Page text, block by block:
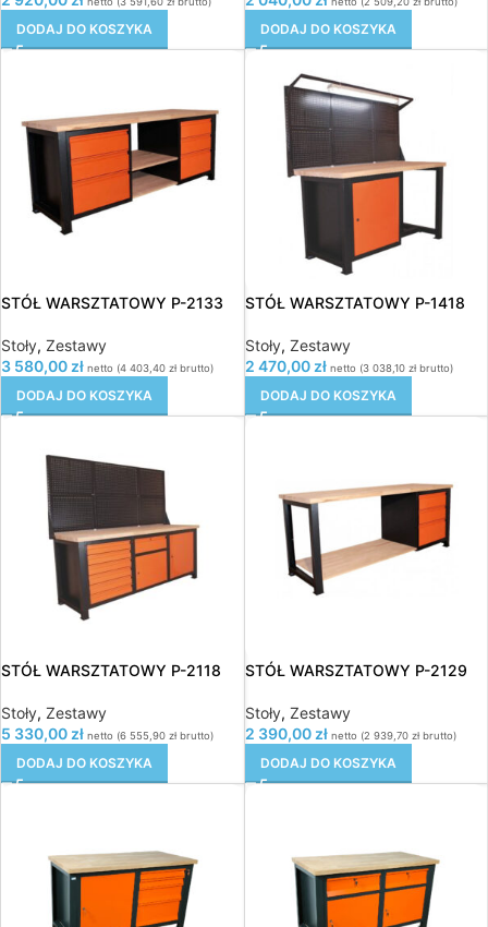
DODAJ DO KOSZYKA DODAJ DO KOSZYKA
STÓŁ WARSZTATOWY P-2133
Stoły, Zestawy
3 580,00 zł netto (4 403,40 zł brutto)
DODAJ DO KOSZYKA
STÓŁ WARSZTATOWY P-1418
Stoły, Zestawy
2 470,00 zł netto (3 038,10 złbrutto)
DODAJ DO KOSZYKA
STÓŁ WARSZTATOWY P-2118
Stoły, Zestawy
5 330,00 zł netto (6 555,90 zł brutto)
DODAJ DO KOSZYKA
STÓŁ WARSZTATOWY P-2129
Stoły, Zestawy
2 390,00 zł netto (2 939,70 złbrutto)
DODAJ DO KOSZYKA